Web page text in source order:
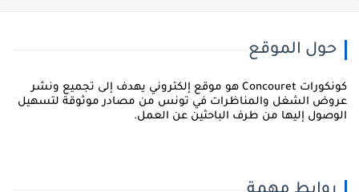
حول الموقع
كونكورات Concouret هو موقع إلكتروني يهدف إلى تجميع ونشر
الشغل والمناظرات في تونس من مصادر موثوقة لتسهيل
إليها من طرف الباحثين عن العمل.